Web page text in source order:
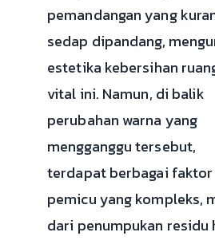
pemandangan yang
sedap dipandang,
estetika kebersihan
vital ini. Namun, di balik
perubahan warna yang
mengganggu tersebut,
terdapat berbagai faktor
pemicu yang kompleks,
dari penumpukan residu